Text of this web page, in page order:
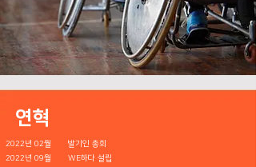
​연혁
2022년 02월 발기인 총회
2022년 09월 WE하다 설립